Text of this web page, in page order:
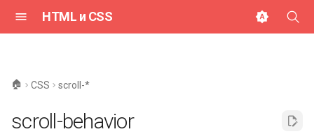
HTML и CSS
ц
🏠 CSS scroll-*
scroll-behavior